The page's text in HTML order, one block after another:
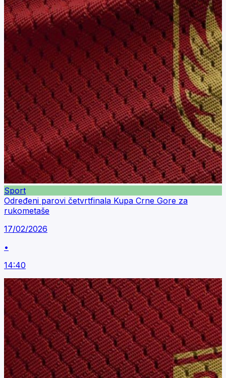
Sport
Određeni parovi četvrtfinala Kupa Crne Gore za
rukometaše
17/02/2026
•
14:40